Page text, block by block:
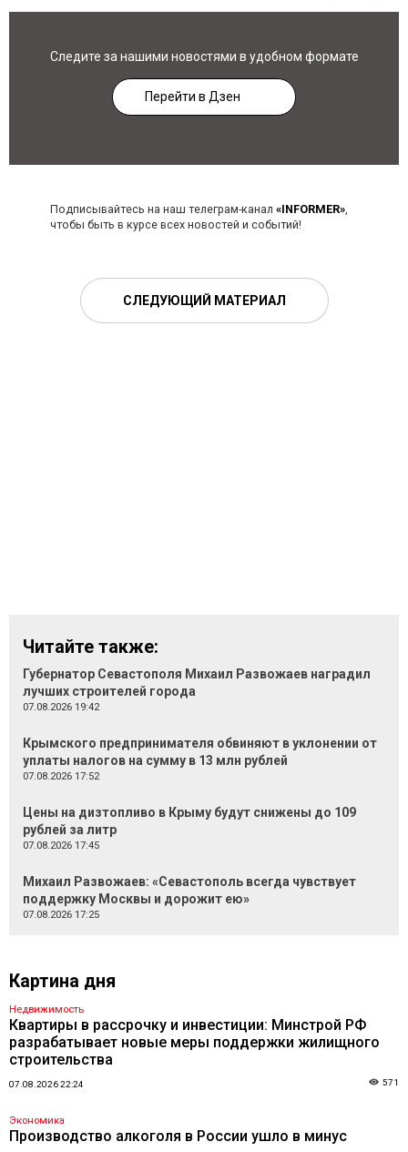
Следите за нашими новостями в удобном формате
Перейти в Дзен
Подписывайтесь на наш телеграм-канал «INFORMER»,
чтобы быть в курсе всех новостей и событий!
СЛЕДУЮЩИЙ МАТЕРИАЛ
Читайте также:
Губернатор Севастополя Михаил Развожаев наградил
лучших строителей города
07.08.2026 19:42
Крымского предпринимателя обвиняют в уклонении от
уплаты налогов на сумму в 13 млн рублей
07.08.2026 17:52
Цены на дизтопливо в Крыму будут снижены до 109
рублей за литр
07.08.2026 17:45
Михаил Развожаев: «Севастополь всегда чувствует
поддержку Москвы и дорожит ею»
07.08.2026 17:25
Картина дня
Недвижимость
Квартиры в рассрочку и инвестиции: Минстрой РФ
разрабатывает новые меры поддержки жилищного
строительства
07.08.2026 22:24 571
Экономика
Производство алкоголя в России ушло в минус